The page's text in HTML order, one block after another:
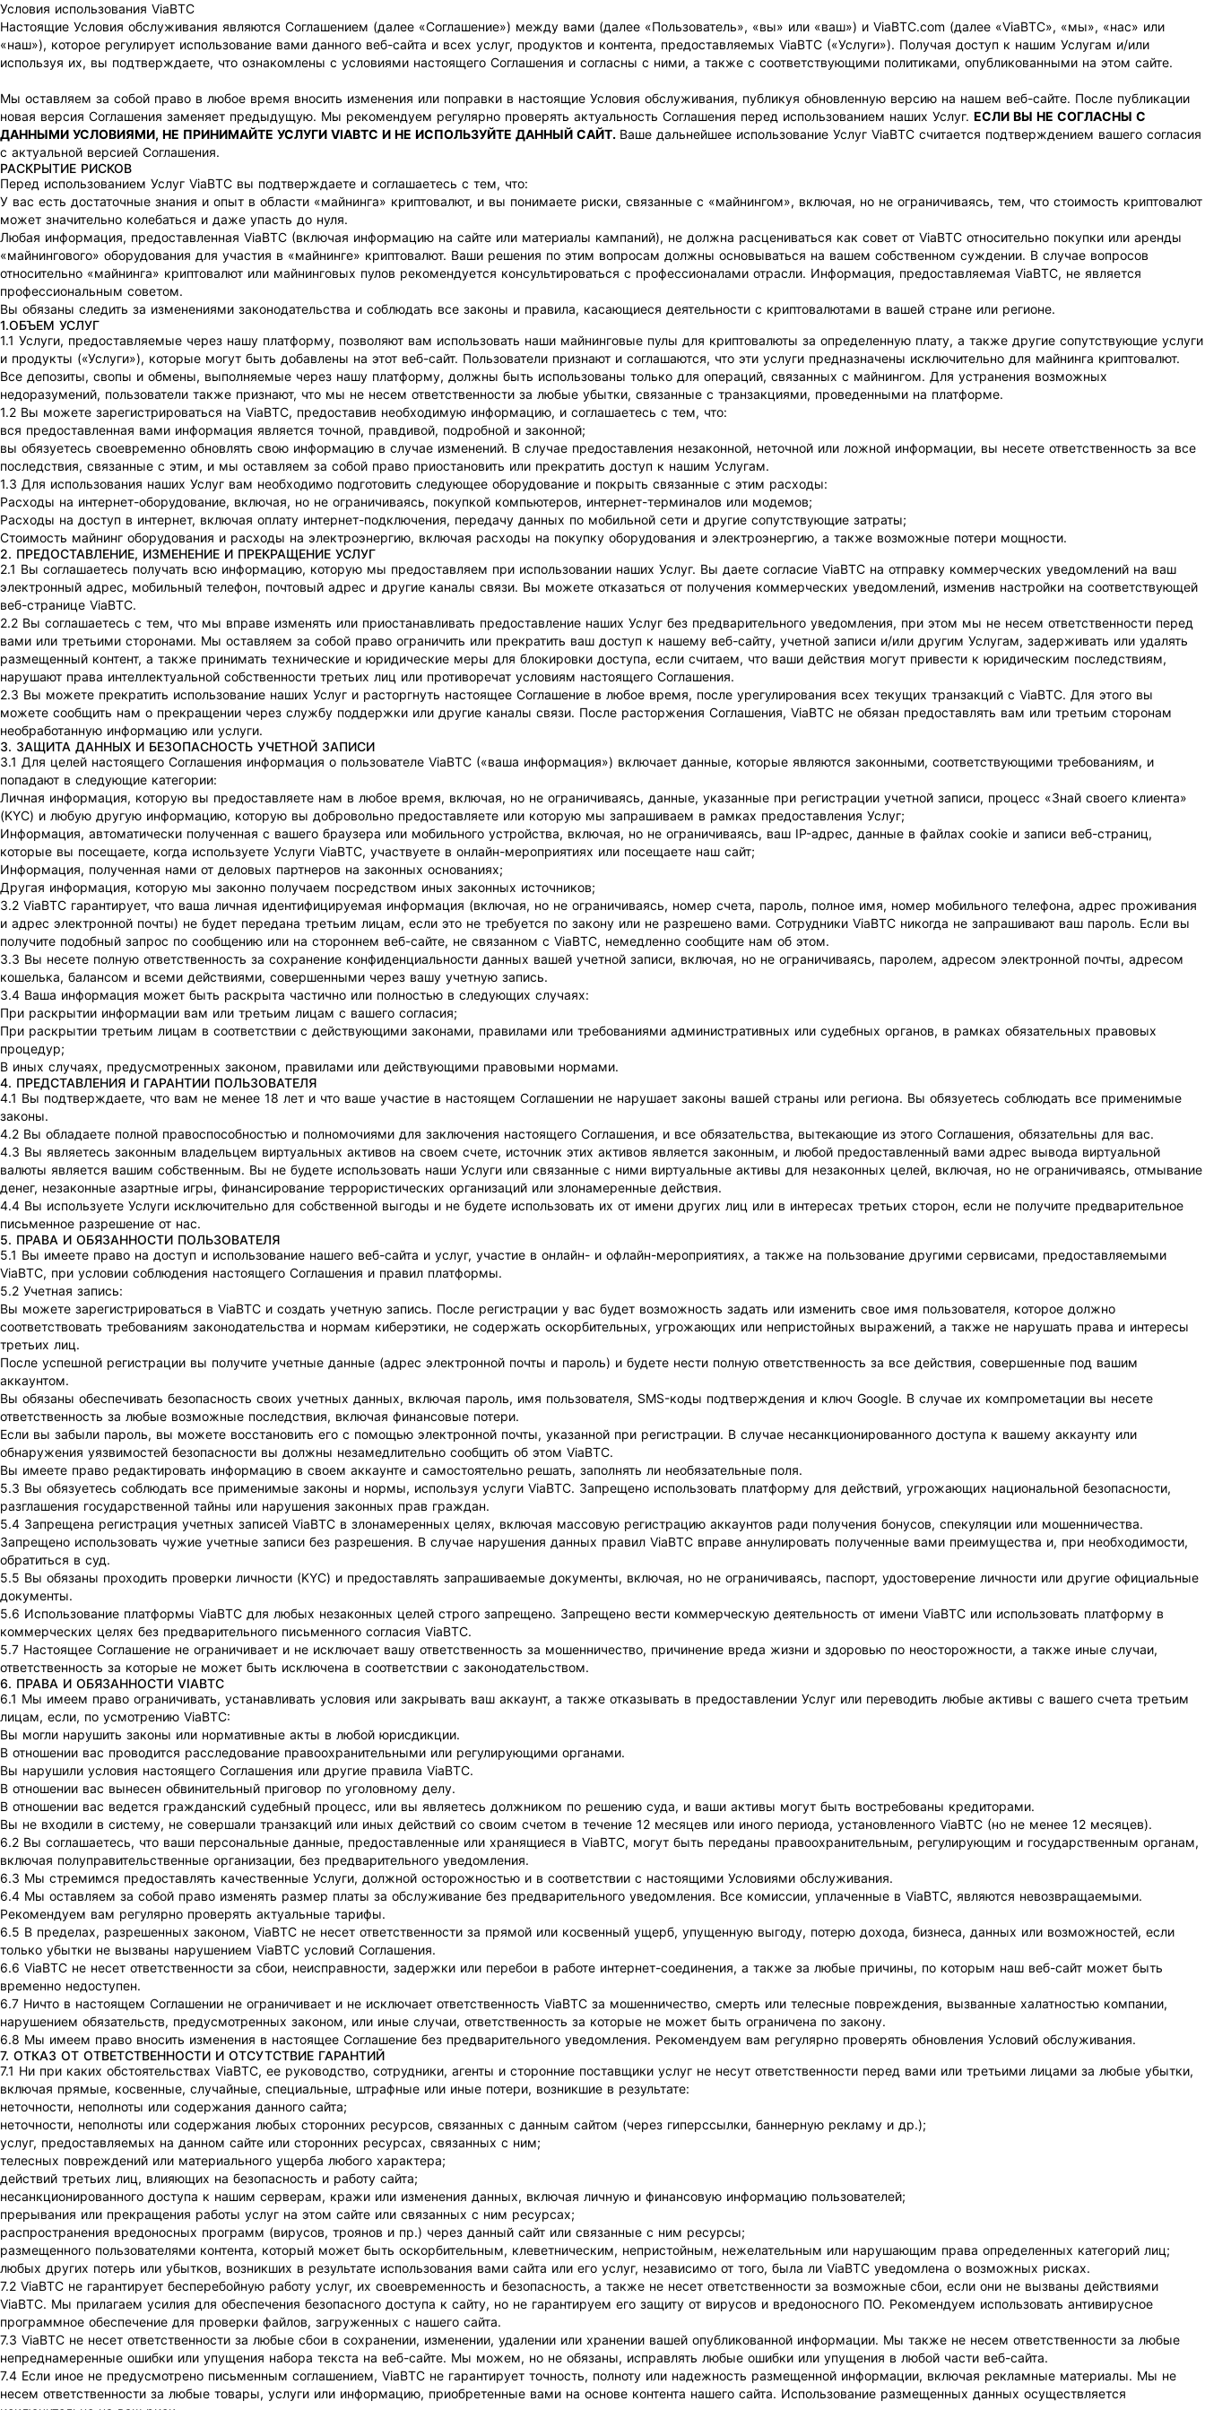
Условия использования ViaBTC
Настоящие Условия обслуживания являются Соглашением (далее «Соглашение») между вами (далее «Пользователь», «вы» или «ваш») и ViaBTC.com (далее «ViaBTC», «мы», «нас» или
«наш»), которое регулирует использование вами данного веб-сайта и всех услуг, продуктов и контента, предоставляемых ViaBTC («Услуги»). Получая доступ к нашим Услугам и/или
используя их, вы подтверждаете, что ознакомлены с условиями настоящего Соглашения и согласны с ними, а также с соответствующими политиками, опубликованными на этом сайте.
Мы оставляем за собой право в любое время вносить изменения или поправки в настоящие Условия обслуживания, публикуя обновленную версию на нашем веб-сайте. После публикации
новая версия Соглашения заменяет предыдущую. Мы рекомендуем регулярно проверять актуальность Соглашения перед использованием наших Услуг. ЕСЛИ ВЫ НЕ СОГЛАСНЫ С
ДАННЫМИ УСЛОВИЯМИ, НЕ ПРИНИМАЙТЕ УСЛУГИ VIABTC И НЕ ИСПОЛЬЗУЙТЕ ДАННЫЙ САЙТ. Ваше дальнейшее использование Услуг ViaBTC считается подтверждением вашего согласия
с актуальной версией Соглашения.
РАСКРЫТИЕ РИСКОВ
Перед использованием Услуг ViaBTC вы подтверждаете и соглашаетесь с тем, что:
У вас есть достаточные знания и опыт в области «майнинга» криптовалют, и вы понимаете риски, связанные с «майнингом», включая, но не ограничиваясь, тем, что стоимость криптовалют
может значительно колебаться и даже упасть до нуля.
Любая информация, предоставленная ViaBTC (включая информацию на сайте или материалы кампаний), не должна расцениваться как совет от ViaBTC относительно покупки или аренды
«майнингового» оборудования для участия в «майнинге» криптовалют. Ваши решения по этим вопросам должны основываться на вашем собственном суждении. В случае вопросов
относительно «майнинга» криптовалют или майнинговых пулов рекомендуется консультироваться с профессионалами отрасли. Информация, предоставляемая ViaBTC, не является
профессиональным советом.
Вы обязаны следить за изменениями законодательства и соблюдать все законы и правила, касающиеся деятельности с криптовалютами в вашей стране или регионе.
1.ОБЪЕМ УСЛУГ
1.1 Услуги, предоставляемые через нашу платформу, позволяют вам использовать наши майнинговые пулы для криптовалюты за определенную плату, а также другие сопутствующие услуги
и продукты («Услуги»), которые могут быть добавлены на этот веб-сайт. Пользователи признают и соглашаются, что эти услуги предназначены исключительно для майнинга криптовалют.
Все депозиты, свопы и обмены, выполняемые через нашу платформу, должны быть использованы только для операций, связанных с майнингом. Для устранения возможных
недоразумений, пользователи также признают, что мы не несем ответственности за любые убытки, связанные с транзакциями, проведенными на платформе.
1.2 Вы можете зарегистрироваться на ViaBTC, предоставив необходимую информацию, и соглашаетесь с тем, что:
вся предоставленная вами информация является точной, правдивой, подробной и законной;
вы обязуетесь своевременно обновлять свою информацию в случае изменений. В случае предоставления незаконной, неточной или ложной информации, вы несете ответственность за все
последствия, связанные с этим, и мы оставляем за собой право приостановить или прекратить доступ к нашим Услугам.
1.3 Для использования наших Услуг вам необходимо подготовить следующее оборудование и покрыть связанные с этим расходы:
Расходы на интернет-оборудование, включая, но не ограничиваясь, покупкой компьютеров, интернет-терминалов или модемов;
Расходы на доступ в интернет, включая оплату интернет-подключения, передачу данных по мобильной сети и другие сопутствующие затраты;
Стоимость майнинг оборудования и расходы на электроэнергию, включая расходы на покупку оборудования и электроэнергию, а также возможные потери мощности.
2. ПРЕДОСТАВЛЕНИЕ, ИЗМЕНЕНИЕ И ПРЕКРАЩЕНИЕ УСЛУГ
2.1 Вы соглашаетесь получать всю информацию, которую мы предоставляем при использовании наших Услуг. Вы даете согласие ViaBTC на отправку коммерческих уведомлений на ваш
электронный адрес, мобильный телефон, почтовый адрес и другие каналы связи. Вы можете отказаться от получения коммерческих уведомлений, изменив настройки на соответствующей
веб-странице ViaBTC.
2.2 Вы соглашаетесь с тем, что мы вправе изменять или приостанавливать предоставление наших Услуг без предварительного уведомления, при этом мы не несем ответственности перед
вами или третьими сторонами. Мы оставляем за собой право ограничить или прекратить ваш доступ к нашему веб-сайту, учетной записи и/или другим Услугам, задерживать или удалять
размещенный контент, а также принимать технические и юридические меры для блокировки доступа, если считаем, что ваши действия могут привести к юридическим последствиям,
нарушают права интеллектуальной собственности третьих лиц или противоречат условиям настоящего Соглашения.
2.3 Вы можете прекратить использование наших Услуг и расторгнуть настоящее Соглашение в любое время, после урегулирования всех текущих транзакций с ViaBTC. Для этого вы
можете сообщить нам о прекращении через службу поддержки или другие каналы связи. После расторжения Соглашения, ViaBTC не обязан предоставлять вам или третьим сторонам
необработанную информацию или услуги.
3. ЗАЩИТА ДАННЫХ И БЕЗОПАСНОСТЬ УЧЕТНОЙ ЗАПИСИ
3.1 Для целей настоящего Соглашения информация о пользователе ViaBTC («ваша информация») включает данные, которые являются законными, соответствующими требованиям, и
попадают в следующие категории:
Личная информация, которую вы предоставляете нам в любое время, включая, но не ограничиваясь, данные, указанные при регистрации учетной записи, процесс «Знай своего клиента»
(KYC) и любую другую информацию, которую вы добровольно предоставляете или которую мы запрашиваем в рамках предоставления Услуг;
Информация, автоматически полученная с вашего браузера или мобильного устройства, включая, но не ограничиваясь, ваш IP-адрес, данные в файлах cookie и записи веб-страниц,
которые вы посещаете, когда используете Услуги ViaBTC, участвуете в онлайн-мероприятиях или посещаете наш сайт;
Информация, полученная нами от деловых партнеров на законных основаниях;
Другая информация, которую мы законно получаем посредством иных законных источников;
3.2 ViaBTC гарантирует, что ваша личная идентифицируемая информация (включая, но не ограничиваясь, номер счета, пароль, полное имя, номер мобильного телефона, адрес проживания
и адрес электронной почты) не будет передана третьим лицам, если это не требуется по закону или не разрешено вами. Сотрудники ViaBTC никогда не запрашивают ваш пароль. Если вы
получите подобный запрос по сообщению или на стороннем веб-сайте, не связанном с ViaBTC, немедленно сообщите нам об этом.
3.3 Вы несете полную ответственность за сохранение конфиденциальности данных вашей учетной записи, включая, но не ограничиваясь, паролем, адресом электронной почты, адресом
кошелька, балансом и всеми действиями, совершенными через вашу учетную запись.
3.4 Ваша информация может быть раскрыта частично или полностью в следующих случаях:
При раскрытии информации вам или третьим лицам с вашего согласия;
При раскрытии третьим лицам в соответствии с действующими законами, правилами или требованиями административных или судебных органов, в рамках обязательных правовых
процедур;
В иных случаях, предусмотренных законом, правилами или действующими правовыми нормами.
4. ПРЕДСТАВЛЕНИЯ И ГАРАНТИИ ПОЛЬЗОВАТЕЛЯ
4.1 Вы подтверждаете, что вам не менее 18 лет и что ваше участие в настоящем Соглашении не нарушает законы вашей страны или региона. Вы обязуетесь соблюдать все применимые
законы.
4.2 Вы обладаете полной правоспособностью и полномочиями для заключения настоящего Соглашения, и все обязательства, вытекающие из этого Соглашения, обязательны для вас.
4.3 Вы являетесь законным владельцем виртуальных активов на своем счете, источник этих активов является законным, и любой предоставленный вами адрес вывода виртуальной
валюты является вашим собственным. Вы не будете использовать наши Услуги или связанные с ними виртуальные активы для незаконных целей, включая, но не ограничиваясь, отмывание
денег, незаконные азартные игры, финансирование террористических организаций или злонамеренные действия.
4.4 Вы используете Услуги исключительно для собственной выгоды и не будете использовать их от имени других лиц или в интересах третьих сторон, если не получите предварительное
письменное разрешение от нас.
5. ПРАВА И ОБЯЗАННОСТИ ПОЛЬЗОВАТЕЛЯ
5.1 Вы имеете право на доступ и использование нашего веб-сайта и услуг, участие в онлайн- и офлайн-мероприятиях, а также на пользование другими сервисами, предоставляемыми
ViaBTC, при условии соблюдения настоящего Соглашения и правил платформы.
5.2 Учетная запись:
Вы можете зарегистрироваться в ViaBTC и создать учетную запись. После регистрации у вас будет возможность задать или изменить свое имя пользователя, которое должно
соответствовать требованиям законодательства и нормам киберэтики, не содержать оскорбительных, угрожающих или непристойных выражений, а также не нарушать права и интересы
третьих лиц.
После успешной регистрации вы получите учетные данные (адрес электронной почты и пароль) и будете нести полную ответственность за все действия, совершенные под вашим
аккаунтом.
Вы обязаны обеспечивать безопасность своих учетных данных, включая пароль, имя пользователя, SMS-коды подтверждения и ключ Google. В случае их компрометации вы несете
ответственность за любые возможные последствия, включая финансовые потери.
Если вы забыли пароль, вы можете восстановить его с помощью электронной почты, указанной при регистрации. В случае несанкционированного доступа к вашему аккаунту или
обнаружения уязвимостей безопасности вы должны незамедлительно сообщить об этом ViaBTC.
Вы имеете право редактировать информацию в своем аккаунте и самостоятельно решать, заполнять ли необязательные поля.
5.3 Вы обязуетесь соблюдать все применимые законы и нормы, используя услуги ViaBTC. Запрещено использовать платформу для действий, угрожающих национальной безопасности,
разглашения государственной тайны или нарушения законных прав граждан.
5.4 Запрещена регистрация учетных записей ViaBTC в злонамеренных целях, включая массовую регистрацию аккаунтов ради получения бонусов, спекуляции или мошенничества.
Запрещено использовать чужие учетные записи без разрешения. В случае нарушения данных правил ViaBTC вправе аннулировать полученные вами преимущества и, при необходимости,
обратиться в суд.
5.5 Вы обязаны проходить проверки личности (KYC) и предоставлять запрашиваемые документы, включая, но не ограничиваясь, паспорт, удостоверение личности или другие официальные
документы.
5.6 Использование платформы ViaBTC для любых незаконных целей строго запрещено. Запрещено вести коммерческую деятельность от имени ViaBTC или использовать платформу в
коммерческих целях без предварительного письменного согласия ViaBTC.
5.7 Настоящее Соглашение не ограничивает и не исключает вашу ответственность за мошенничество, причинение вреда жизни и здоровью по неосторожности, а также иные случаи,
ответственность за которые не может быть исключена в соответствии с законодательством.
6. ПРАВА И ОБЯЗАННОСТИ VIABTC
6.1 Мы имеем право ограничивать, устанавливать условия или закрывать ваш аккаунт, а также отказывать в предоставлении Услуг или переводить любые активы с вашего счета третьим
лицам, если, по усмотрению ViaBTC:
Вы могли нарушить законы или нормативные акты в любой юрисдикции.
В отношении вас проводится расследование правоохранительными или регулирующими органами.
Вы нарушили условия настоящего Соглашения или другие правила ViaBTC.
В отношении вас вынесен обвинительный приговор по уголовному делу.
В отношении вас ведется гражданский судебный процесс, или вы являетесь должником по решению суда, и ваши активы могут быть востребованы кредиторами.
Вы не входили в систему, не совершали транзакций или иных действий со своим счетом в течение 12 месяцев или иного периода, установленного ViaBTC (но не менее 12 месяцев).
6.2 Вы соглашаетесь, что ваши персональные данные, предоставленные или хранящиеся в ViaBTC, могут быть переданы правоохранительным, регулирующим и государственным органам,
включая полуправительственные организации, без предварительного уведомления.
6.3 Мы стремимся предоставлять качественные Услуги, должной осторожностью и в соответствии с настоящими Условиями обслуживания.
6.4 Мы оставляем за собой право изменять размер платы за обслуживание без предварительного уведомления. Все комиссии, уплаченные в ViaBTC, являются невозвращаемыми.
Рекомендуем вам регулярно проверять актуальные тарифы.
6.5 В пределах, разрешенных законом, ViaBTC не несет ответственности за прямой или косвенный ущерб, упущенную выгоду, потерю дохода, бизнеса, данных или возможностей, если
только убытки не вызваны нарушением ViaBTC условий Соглашения.
6.6 ViaBTC не несет ответственности за сбои, неисправности, задержки или перебои в работе интернет-соединения, а также за любые причины, по которым наш веб-сайт может быть
временно недоступен.
6.7 Ничто в настоящем Соглашении не ограничивает и не исключает ответственность ViaBTC за мошенничество, смерть или телесные повреждения, вызванные халатностью компании,
нарушением обязательств, предусмотренных законом, или иные случаи, ответственность за которые не может быть ограничена по закону.
6.8 Мы имеем право вносить изменения в настоящее Соглашение без предварительного уведомления. Рекомендуем вам регулярно проверять обновления Условий обслуживания.
7. ОТКАЗ ОТ ОТВЕТСТВЕННОСТИ И ОТСУТСТВИЕ ГАРАНТИЙ
7.1 Ни при каких обстоятельствах ViaBTC, ее руководство, сотрудники, агенты и сторонние поставщики услуг не несут ответственности перед вами или третьими лицами за любые убытки,
включая прямые, косвенные, случайные, специальные, штрафные или иные потери, возникшие в результате:
неточности, неполноты или содержания данного сайта;
неточности, неполноты или содержания любых сторонних ресурсов, связанных с данным сайтом (через гиперссылки, баннерную рекламу и др.);
услуг, предоставляемых на данном сайте или сторонних ресурсах, связанных с ним;
телесных повреждений или материального ущерба любого характера;
действий третьих лиц, влияющих на безопасность и работу сайта;
несанкционированного доступа к нашим серверам, кражи или изменения данных, включая личную и финансовую информацию пользователей;
прерывания или прекращения работы услуг на этом сайте или связанных с ним ресурсах;
распространения вредоносных программ (вирусов, троянов и пр.) через данный сайт или связанные с ним ресурсы;
размещенного пользователями контента, который может быть оскорбительным, клеветническим, непристойным, нежелательным или нарушающим права определенных категорий лиц;
любых других потерь или убытков, возникших в результате использования вами сайта или его услуг, независимо от того, была ли ViaBTC уведомлена о возможных рисках.
7.2 ViaBTC не гарантирует бесперебойную работу услуг, их своевременность и безопасность, а также не несет ответственности за возможные сбои, если они не вызваны действиями
ViaBTC. Мы прилагаем усилия для обеспечения безопасного доступа к сайту, но не гарантируем его защиту от вирусов и вредоносного ПО. Рекомендуем использовать антивирусное
программное обеспечение для проверки файлов, загруженных с нашего сайта.
7.3 ViaBTC не несет ответственности за любые сбои в сохранении, изменении, удалении или хранении вашей опубликованной информации. Мы также не несем ответственности за любые
непреднамеренные ошибки или упущения набора текста на веб-сайте. Мы можем, но не обязаны, исправлять любые ошибки или упущения в любой части веб-сайта.
7.4 Если иное не предусмотрено письменным соглашением, ViaBTC не гарантирует точность, полноту или надежность размещенной информации, включая рекламные материалы. Мы не
несем ответственности за любые товары, услуги или информацию, приобретенные вами на основе контента нашего сайта. Использование размещенных данных осуществляется